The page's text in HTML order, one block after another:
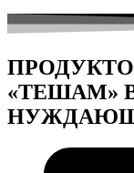
«ТЕШАМ»